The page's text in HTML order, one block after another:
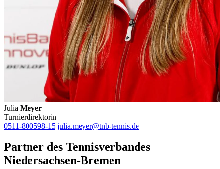
Julia Meyer
Turnierdirektorin
0511-800598-15 julia.meyer@tnb-tennis.de
Partner des Tennisverbandes
Niedersachsen-Bremen